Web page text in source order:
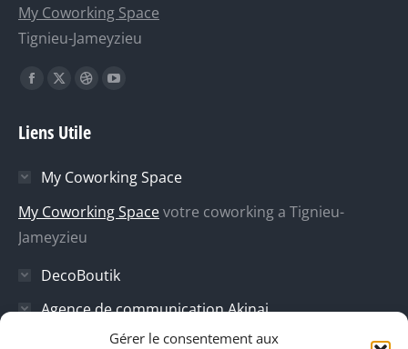
Gérer le consentement aux
My Coworking Space
Tignieu-Jameyzieu
Trouvez nous sur :
La
Facebook
dans
une
nouvelle
La
X
dans
une
nouvelle
La
Dribble
dans
une
nouvelle
La
dans
une
Liens Utile
My Coworking Space
My Coworking Spacevotre coworking a Tignieu-
Jameyzieu
DecoBoutik
Agence de communication Akinai
Place Du Dauphine